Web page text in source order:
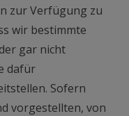
zur Verfügung zu
wir bestimmte
gar nicht
dafür
Sofern
vorgestellten, von